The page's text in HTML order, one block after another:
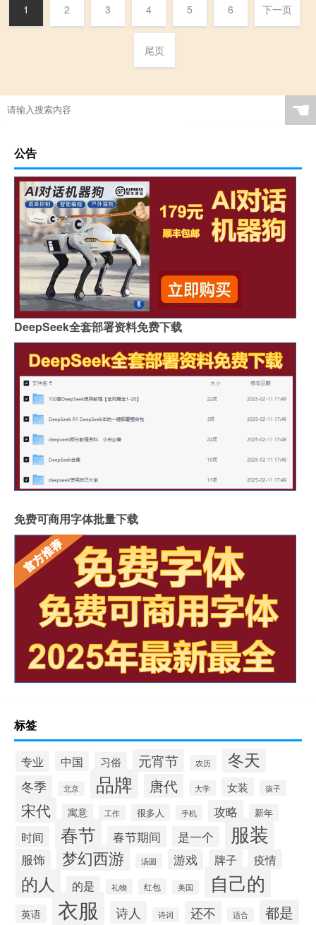
1 2 3 4 5 6 下一页
尾页
☚
公告
DeepSeek全套部署资料免费下载
免费可商用字体批量下载
标签
专业 中国 习俗 元宵节 农历 冬天
冬季 北京 品牌 唐代 大学 女装 孩子
宋代 寓意 工作 很多人 手机 攻略 新年
时间 春节 春节期间 是一个 服装
服饰 梦幻西游 汤圆 游戏 牌子 疫情
的人 的是 礼物 红包 美国 自己的
英语 衣服 诗人 诗词 还不 适合 都是